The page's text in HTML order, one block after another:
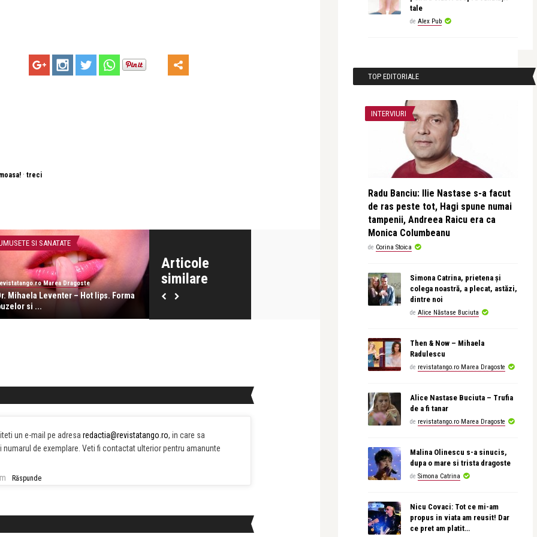
· treci
Articole
similare
SI SANATATE
Marea Dragoste
Mihaela Leventer – Hot lips. Forma
si ...
revistatango.ro Marea Dragoste
Dr. Mihaela Leventer: Cosmetica
FRUMUSETE SI SANATATE
revistatango.ro Marea Dragoste
Dr. Mihaela Leventer: Pacientul
consumator si medicul co ...
COMANDA
un e-mail pe adresa redactia@revistatango.ro, in care sa
de exemplare. Veti fi contactat ulterior pentru amanunte
Răspunde
tale
de Alex Pub
TOP EDITORIALE
INTERVIURI
Radu Banciu: Ilie Nastase s-a facut
de ras peste tot, Hagi spune numai
tampenii, Andreea Raicu era ca
Monica Columbeanu
de Corina Stoica
Simona Catrina, prietena și
colega noastră, a plecat, astăzi,
dintre noi
de Alice Năstase Buciuta
Then & Now – Mihaela
Radulescu
de revistatango.ro Marea Dragoste
Alice Nastase Buciuta – Trufia
de a fi tanar
de revistatango.ro Marea Dragoste
Malina Olinescu s-a sinucis,
dupa o mare si trista dragoste
de Simona Catrina
Nicu Covaci: Tot ce mi-am
propus in viata am reusit! Dar
ce pret am platit…